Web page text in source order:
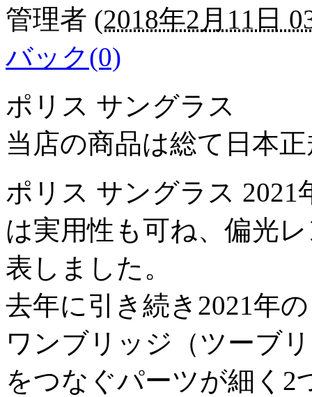
管理者 (2018年2月11日
バック(0)
ポリス サングラス
当店の商品は総て日本
ポリス サングラス 2021
は実用性も可ね、偏光
表しました。
去年に引き続き2021年
ワンブリッジ（ツーブ
をつなぐパーツが細く2